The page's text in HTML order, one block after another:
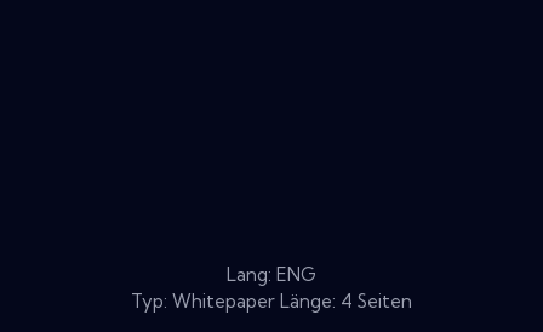
Lang: ENG
Typ: Whitepaper Länge: 4 Seiten